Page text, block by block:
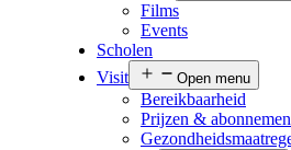
Films
Events
Scholen
Visit
Open menu
Bereikbaarheid
Prijzen &